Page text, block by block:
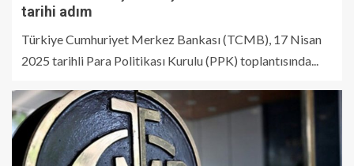
tarihi adım
Türkiye Cumhuriyet Merkez Bankası (TCMB), 17 Nisan
2025 tarihli Para Politikası Kurulu (PPK) toplantısında...